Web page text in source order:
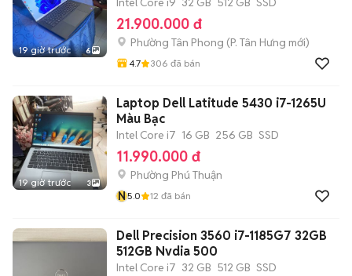
19 giờ trước 6
21.900.000 đ
Phường Tân Phong (P. Tân Hưng mới)
4.7 306 đã bán
19 giờ trước 3
Laptop Dell Latitude 5430 i7-1265U
Màu Bạc
Intel Core i7 16 GB 256 GB SSD
11.990.000 đ
Phường Phú Thuận
N5.0 12 đã bán
Dell Precision 3560 i7-1185G7 32GB
512GB Nvdia 500
Intel Core i7 32 GB 512 GB SSD